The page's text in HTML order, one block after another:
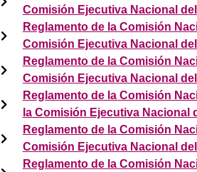
Comisión Ejecutiva Nacional
Reglamento de la Comisión
Comisión Ejecutiva Nacional
Reglamento de la Comisión
Comisión Ejecutiva Nacional
Reglamento de la Comisión
la Comisión Ejecutiva Nacional
Reglamento de la Comisión
Comisión Ejecutiva Nacional
Reglamento de la Comisión